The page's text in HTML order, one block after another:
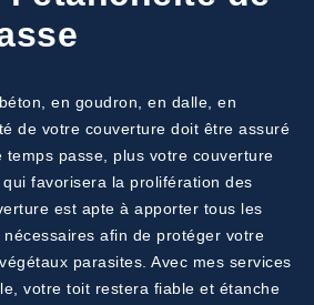
en goudron, en dalle, en
de votre couverture doit être assuré
temps passe, plus votre couverture
qui favorisera la prolifération des
est apte à apporter tous les
afin de protéger votre
parasites. Avec mes services
votre toit restera fiable et étanche